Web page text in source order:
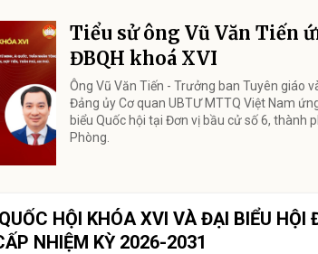
Tiểu sử ông Vũ Văn Tiến
ĐBQH khoá XVI
Ông Vũ Văn Tiến - Trưởng ban Tuyên giáo
Đảng ủy Cơ quan UBTƯ MTTQ Việt Nam
biểu Quốc hội tại Đơn vị bầu cử số 6, thành
Phòng.
HỘI KHÓA XVI VÀ ĐẠI BIỂU HỘI
NHIỆM KỲ 2026-2031